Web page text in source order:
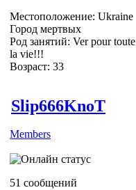
Местоположение: Ukraine
Город мертвых
Род занятий: Ver pour toute
la vie!!!
Возраст: 33
Slip666KnoT
Members
51 сообщений